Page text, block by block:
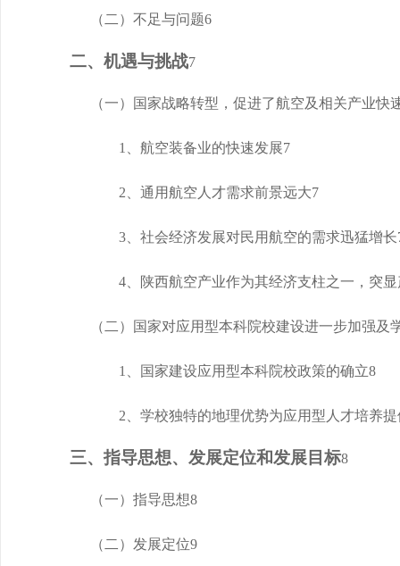
（二）不足与问题6
二、机遇与挑战7
（一）国家战略转型，促进了航空及相关产业快
1、航空装备业的快速发展7
2、通用航空人才需求前景远大7
3、社会经济发展对民用航空的需求迅猛增长
4、陕西航空产业作为其经济支柱之一， 突
（二）国家对应用型本科院校建设进一步加强及
1、国家建设应用型本科院校政策的确立8
2、学校独特的地理优势为应用型人才培养
三、指导思想、发展定位和发展目标8
（一）指导思想8
（二）发展定位9